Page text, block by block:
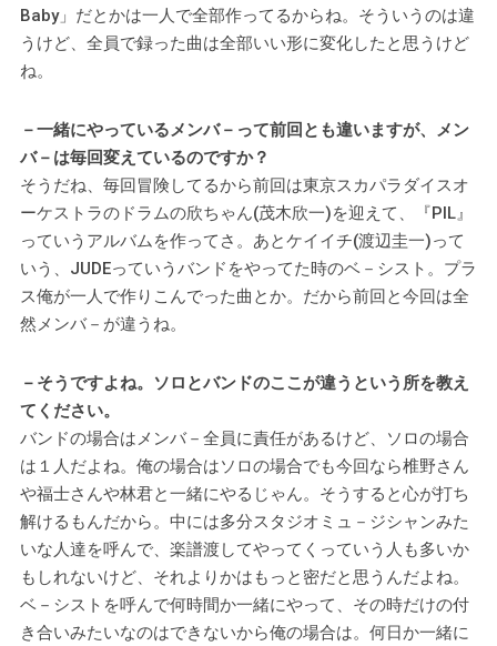
Baby」だとかは一人で全部作ってるからね。そういうのは違
うけど、全員で録った曲は全部いい形に変化したと思うけど
ね。
－一緒にやっているメンバ－って前回とも違いますが、メン
バ－は毎回変えているのですか？
そうだね、毎回冒険してるから前回は東京スカパラダイスオ
ーケストラのドラムの欣ちゃん(茂木欣一)を迎えて、『PIL』
っていうアルバムを作ってさ。あとケイイチ(渡辺圭一)って
いう、JUDEっていうバンドをやってた時のベ－シスト。プラ
ス俺が一人で作りこんでった曲とか。だから前回と今回は全
然メンバ－が違うね。
－そうですよね。ソロとバンドのここが違うという所を教え
てください。
バンドの場合はメンバ－全員に責任があるけど、ソロの場合
は１人だよね。俺の場合はソロの場合でも今回なら椎野さん
や福士さんや林君と一緒にやるじゃん。そうすると心が打ち
解けるもんだから。中には多分スタジオミュ－ジシャンみた
いな人達を呼んで、楽譜渡してやってくっていう人も多いか
もしれないけど、それよりかはもっと密だと思うんだよね。
ベ－シストを呼んで何時間か一緒にやって、その時だけの付
き合いみたいなのはできないから俺の場合は。何日か一緒に